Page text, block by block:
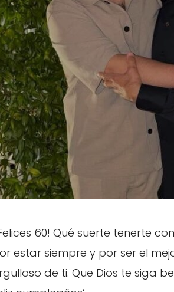
60! Qué suerte tenerte
estar siempre y por ser el
de ti. Que Dios te siga